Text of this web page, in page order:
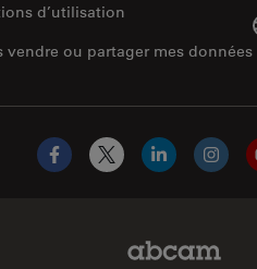
vendre ou partager mes données
d’utilisation
Facebook
X LinkedIn